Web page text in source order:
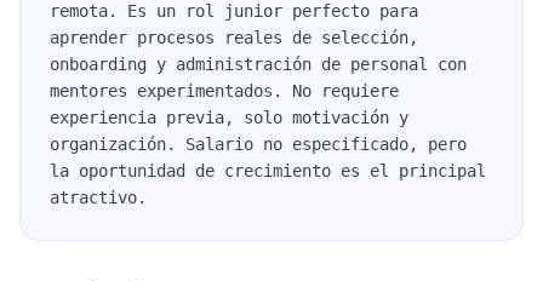
remota. Es un rol junior perfecto para
aprender procesos reales de selección,
onboarding y administración de personal con
mentores experimentados. No requiere
experiencia previa, solo motivación y
organización. Salario no especificado, pero
la oportunidad de crecimiento es el principal
atractivo.